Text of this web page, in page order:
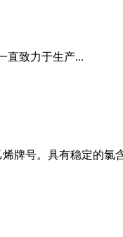
直致力于生产...
牌号。具有稳定的氯